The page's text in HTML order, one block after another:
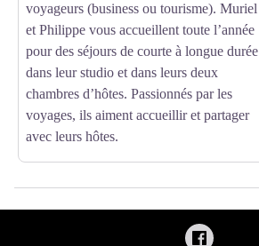
voyageurs (business ou tourisme). Muriel
et Philippe vous accueillent toute l’année
pour des séjours de courte à longue durée
dans leur studio et dans leurs deux
chambres d’hôtes. Passionnés par les
voyages, ils aiment accueillir et partager
avec leurs hôtes.